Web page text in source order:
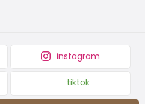
instagram
tiktok